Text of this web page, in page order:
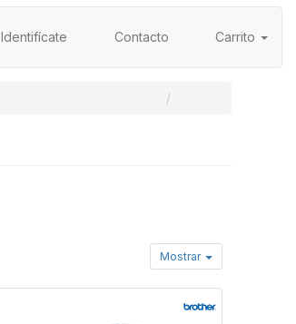
Identifícate Contacto Carrito
Mostrar